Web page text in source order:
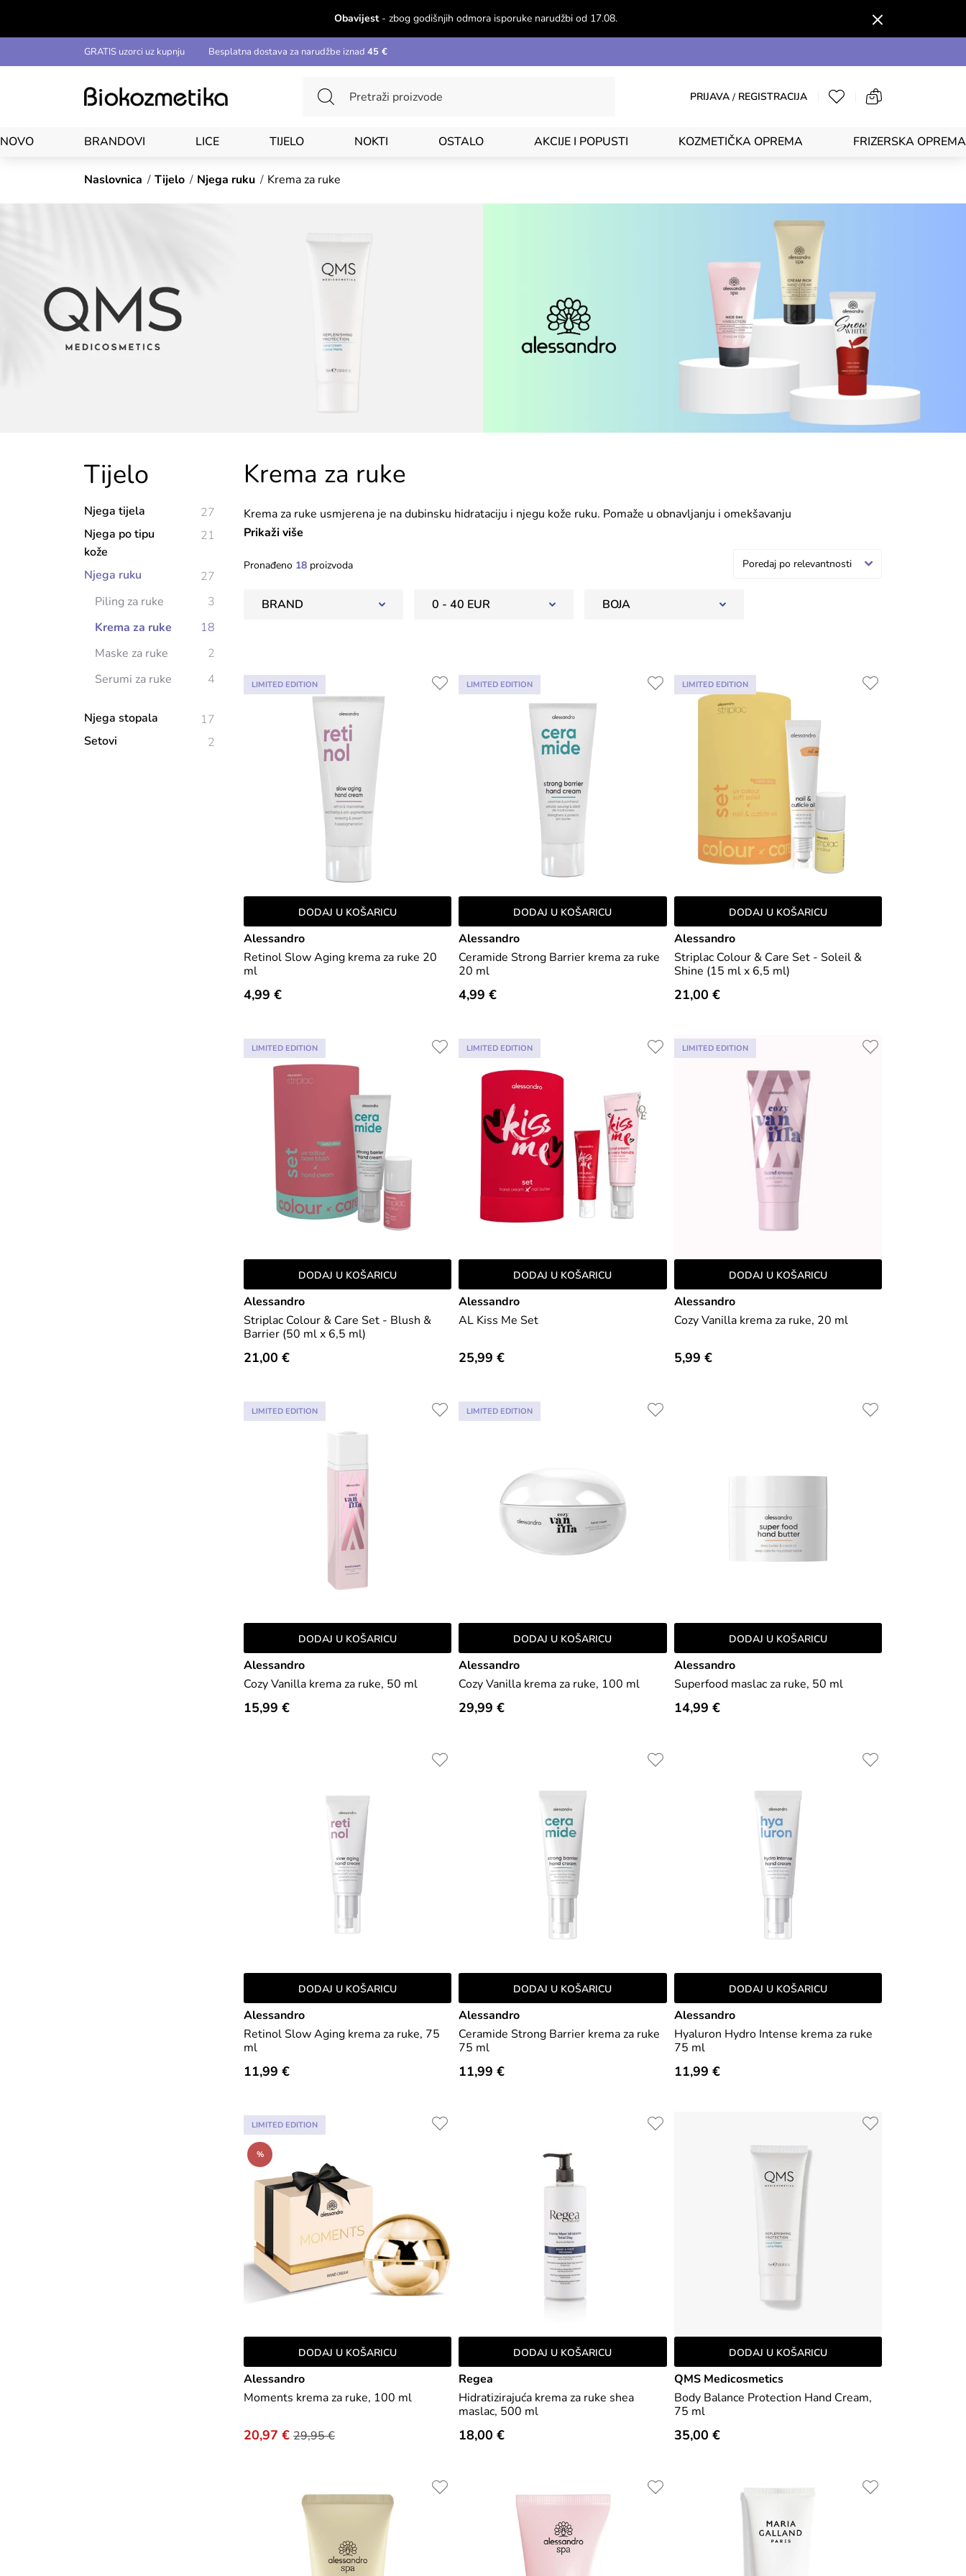
Obavijest- zbog godišnjih odmora isporuke narudžbi od 17.08.
GRATIS uzorci uz kupnju Besplatna dostava za narudžbe iznad 45 €
PRIJAVA / REGISTRACIJA
NOVO BRANDOVI LICE TIJELO NOKTI OSTALO AKCIJE I POPUSTI KOZMETIČKA OPREMA FRIZERSKA OPREMA
Naslovnica Tijelo Njega ruku Krema za ruke
Tijelo
Njega tijela
27
Njega po tipu
kože
21
Njega ruku
27
Piling za ruke
3
Krema za ruke
18
Maske za ruke
2
Serumi za ruke
4
Njega stopala
17
Setovi
2
Krema za ruke
Krema za ruke usmjerena je na dubinsku hidrataciju i njegu kože ruku. Pomaže u obnavljanju i omekšavanju
kože, štiti od suhoće i vanjskih utjecaja, te pruža dugotrajnu mekoću i glatkoću. Idealna je za svakodnevnu
Prikaži više
Pronađeno 18 proizvoda Poredaj po relevantnosti
BRAND 0 - 40 EUR BOJA
LIMITED EDITION
DODAJ U KOŠARICU
Alessandro
Retinol Slow Aging krema za ruke 20
ml
4,99 €
LIMITED EDITION
DODAJ U KOŠARICU
Alessandro
Ceramide Strong Barrier krema za ruke
20 ml
4,99 €
LIMITED EDITION
DODAJ U KOŠARICU
Alessandro
Striplac Colour & Care Set - Soleil &
Shine (15 ml x 6,5 ml)
21,00 €
LIMITED EDITION
DODAJ U KOŠARICU
Alessandro
Striplac Colour & Care Set - Blush &
Barrier (50 ml x 6,5 ml)
21,00 €
LIMITED EDITION
DODAJ U KOŠARICU
Alessandro
AL Kiss Me Set
25,99 €
LIMITED EDITION
DODAJ U KOŠARICU
Alessandro
Cozy Vanilla krema za ruke, 20 ml
5,99 €
LIMITED EDITION
DODAJ U KOŠARICU
Alessandro
Cozy Vanilla krema za ruke, 50 ml
15,99 €
LIMITED EDITION
DODAJ U KOŠARICU
Alessandro
Cozy Vanilla krema za ruke, 100 ml
29,99 €
DODAJ U KOŠARICU
Alessandro
Superfood maslac za ruke, 50 ml
14,99 €
DODAJ U KOŠARICU
Alessandro
Retinol Slow Aging krema za ruke, 75
ml
11,99 €
DODAJ U KOŠARICU
Alessandro
Ceramide Strong Barrier krema za ruke
75 ml
11,99 €
DODAJ U KOŠARICU
Alessandro
Hyaluron Hydro Intense krema za ruke
75 ml
11,99 €
LIMITED EDITION
%
DODAJ U KOŠARICU
Alessandro
Moments krema za ruke, 100 ml
20,97 € 29,95 €
DODAJ U KOŠARICU
Regea
Hidratizirajuća krema za ruke shea
maslac, 500 ml
18,00 €
DODAJ U KOŠARICU
QMS Medicosmetics
Body Balance Protection Hand Cream,
75 ml
35,00 €